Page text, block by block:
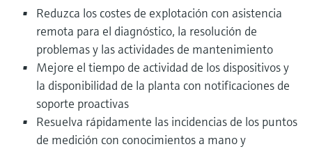
Visor de dispositivos
Encuentre información y documentación
específicas sobre los productos.
Buscador de repuestos
Encuentre repuestos por raíz del producto,
código de pedido o número de serie
electromecánico
Medición de nivel por barrera de
microondas
Level measurement with pressure
Ver todos
Medición mediante transmisión de
microondas
Memosens technology
Ver todos
la transparencia de los procesos
para una toma de decisiones más
sólida y fundamentada
Reduzca los costes de explotación con asistencia
remota para el diagnóstico, la resolución de
problemas y las actividades de mantenimiento
Mejore el tiempo de actividad de los dispositivos y
la disponibilidad de la planta con notificaciones de
soporte proactivas
Resuelva rápidamente las incidencias de los puntos
de medición con conocimientos a mano y